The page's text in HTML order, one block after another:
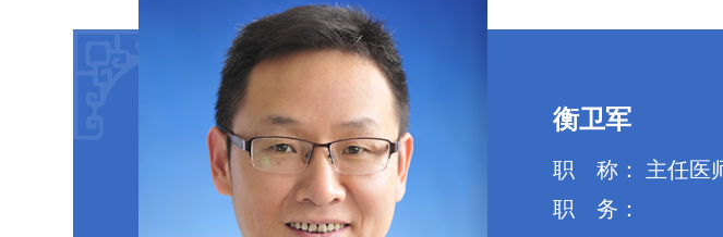
衡卫军
职 称： 主任医
职 务：